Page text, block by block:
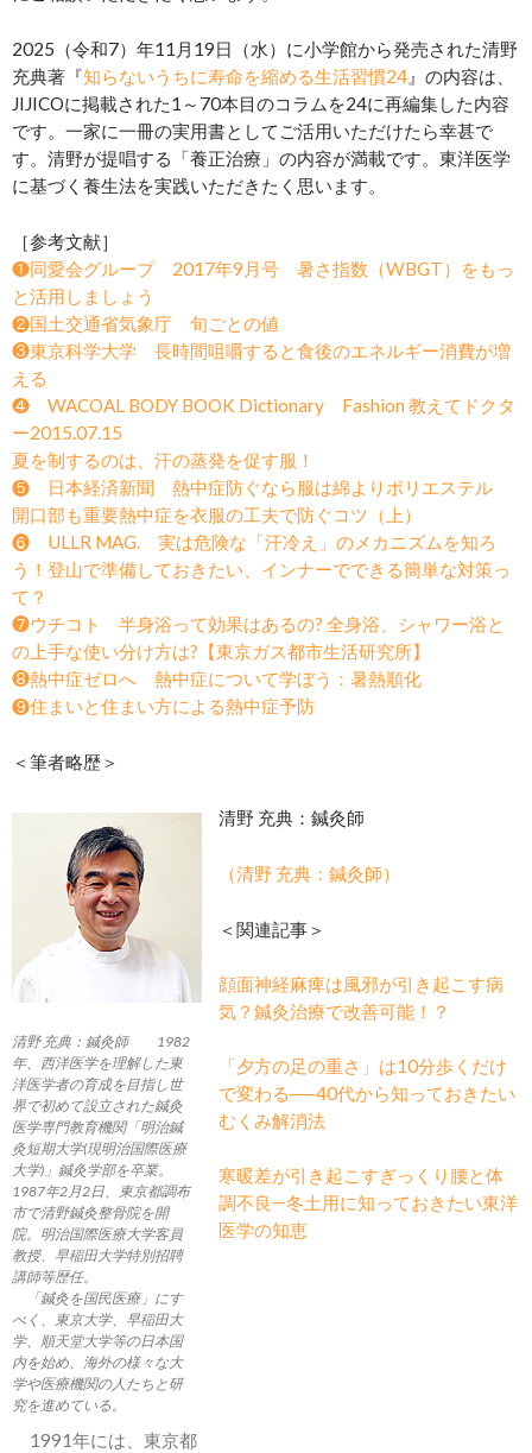
2025（令和7）年11月19日（水）に小学館から発売された清野
充典著『知らないうちに寿命を縮める生活習慣24 』の内容は、
JIJICOに掲載された1～70本目のコラムを24に再編集した内容
です。一家に一冊の実用書としてご活用いただけたら幸甚で
す。清野が提唱する「養正治療」の内容が満載です。東洋医学
に基づく養生法を実践いただきたく思います。
［参考文献］
❶同愛会グループ 2017年9月号 暑さ指数（WBGT）をもっ
と活用しましょう
❷国土交通省気象庁 旬ごとの値
❸東京科学大学 長時間咀嚼すると食後のエネルギー消費が増
える
❹ WACOAL BODY BOOK Dictionary Fashion 教えてドクタ
ー2015.07.15
夏を制するのは、汗の蒸発を促す服！
❺ 日本経済新聞 熱中症防ぐなら服は綿よりポリエステル
開口部も重要熱中症を衣服の工夫で防ぐコツ（上）
❻ ULLR MAG. 実は危険な「汗冷え」のメカニズムを知ろ
う！登山で準備しておきたい、インナーでできる簡単な対策っ
て？
❼ウチコト 半身浴って効果はあるの? 全身浴、シャワー浴と
の上手な使い分け方は?【東京ガス都市生活研究所】
❽熱中症ゼロへ 熱中症について学ぼう：暑熱順化
❾住まいと住まい方による熱中症予防
＜筆者略歴＞
清野 充典：鍼灸師 1982
年、西洋医学を理解した東
洋医学者の育成を目指し世
界で初めて設立された鍼灸
医学専門教育機関「明治鍼
灸短期大学(現明治国際医療
大学)」鍼灸学部を卒業。
1987年2月2日、東京都調布
市で清野鍼灸整骨院を開
院。明治国際医療大学客員
教授、早稲田大学特別招聘
講師等歴任。
「鍼灸を国民医療」にす
べく、東京大学、早稲田大
学、順天堂大学等の日本国
内を始め、海外の様々な大
学や医療機関の人たちと研
究を進めている。
1991年には、東京都
清野 充典：鍼灸師
（清野 充典：鍼灸師）
＜関連記事＞
顔面神経麻痺は風邪が引き起こす病
気？鍼灸治療で改善可能！？
「夕方の足の重さ」は10分歩くだけ
で変わる──40代から知っておきたい
むくみ解消法
寒暖差が引き起こすぎっくり腰と体
調不良―冬土用に知っておきたい東洋
医学の知恵